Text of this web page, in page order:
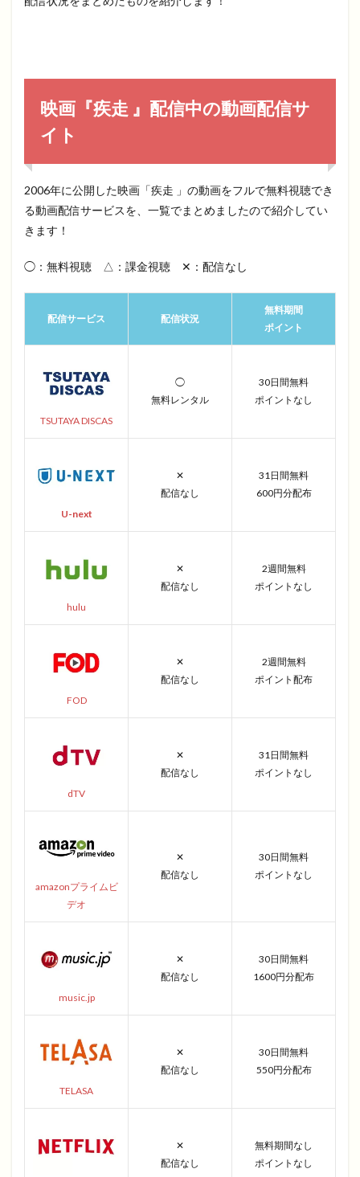
映画『疾走 』配信中の動画配信サ
イト
2006年に公開した映画「疾走 」の動画をフルで無料視聴でき
る動画配信サービスを、一覧でまとめましたので紹介してい
きます！
◯：無料視聴 △：課金視聴 ✕：配信なし
配信サービス 配信状況
無料期間
ポイント
TSUTAYA DISCAS
◯
無料レンタル
30日間無料
ポイントなし
U-next
✕
配信なし
31日間無料
600円分配布
hulu
✕
配信なし
2週間無料
ポイントなし
FOD
✕
配信なし
2週間無料
ポイント配布
dTV
✕
配信なし
31日間無料
ポイントなし
amazonプライムビ
デオ
✕
配信なし
30日間無料
ポイントなし
music.jp
✕
配信なし
30日間無料
1600円分配布
TELASA
✕
配信なし
30日間無料
550円分配布
✕
配信なし
無料期間なし
ポイントなし